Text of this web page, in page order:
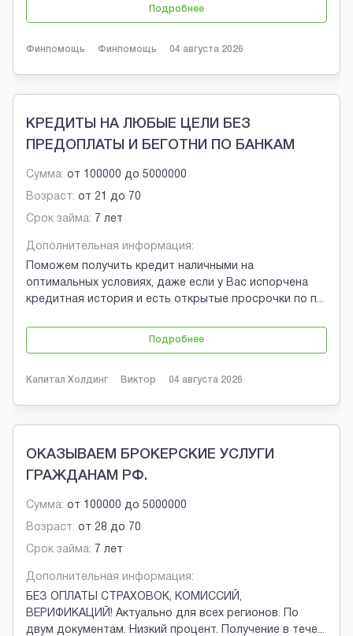
Подробнее
Финпомощь Финпомощь 04 августа 2026
КРЕДИТЫ НА ЛЮБЫЕ ЦЕЛИ БЕЗ
ПРЕДОПЛАТЫ И БЕГОТНИ ПО БАНКАМ
Сумма: от 100000 до 5000000
Возраст: от 21 до 70
Срок займа: 7 лет
Дополнительная информация:
Поможем получить кредит наличными на
оптимальных условиях, даже если у Вас испорчена
кредитная история и есть открытые просрочки по п...
Подробнее
Капитал Холдинг Виктор 04 августа 2026
ОКАЗЫВАЕМ БРОКЕРСКИЕ УСЛУГИ
ГРАЖДАНАМ РФ.
Сумма: от 100000 до 5000000
Возраст: от 28 до 70
Срок займа: 7 лет
Дополнительная информация:
БЕЗ ОПЛАТЫ СТРАХОВОК, КОМИССИЙ,
ВЕРИФИКАЦИЙ! Актуально для всех регионов. По
двум документам. Низкий процент. Получение в тече...